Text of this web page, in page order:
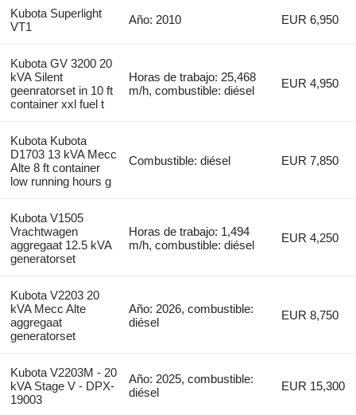
Kubota Superlight
VT1
Año: 2010 EUR 6,950
Kubota GV 3200 20
kVA Silent
geenratorset in 10 ft
container xxl fuel t
Horas de trabajo: 25,468
m/h, combustible: diésel
EUR 4,950
Kubota Kubota
D1703 13 kVA Mecc
Alte 8 ft container
low running hours g
Combustible: diésel EUR 7,850
Kubota V1505
Vrachtwagen
aggregaat 12.5 kVA
generatorset
Horas de trabajo: 1,494
m/h, combustible: diésel
EUR 4,250
Kubota V2203 20
kVA Mecc Alte
aggregaat
generatorset
Año: 2026, combustible:
diésel
EUR 8,750
Kubota V2203M - 20
kVA Stage V - DPX-
19003
Año: 2025, combustible:
diésel
EUR 15,300